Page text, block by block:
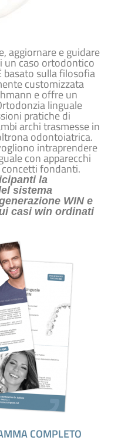
aggiornare e guidare
un caso ortodontico
basato sulla filosofia
customizzata
e offre un
linguale
pratiche di
archi trasmesse in
odontoiatrica.
intraprendere
con apparecchi
fondanti.
la
sistema
WIN e
casi win ordinati
COMPLETO